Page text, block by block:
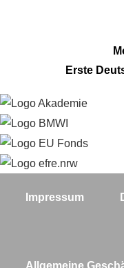
Erste
Impressum
Allgemeine